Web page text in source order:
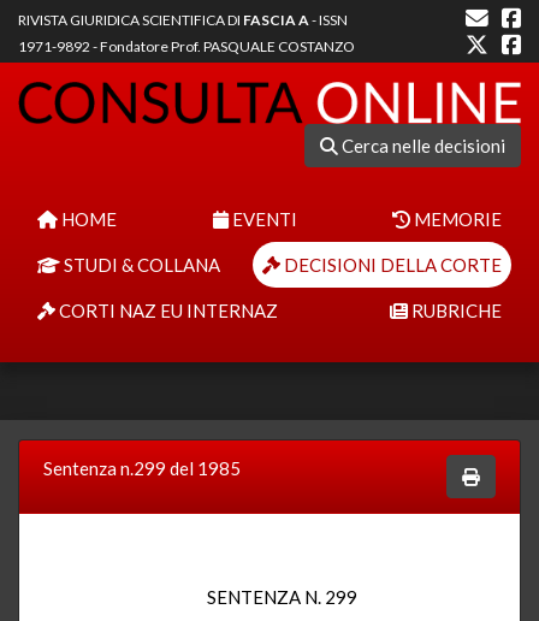
RIVISTA GIURIDICA SCIENTIFICA DI FASCIA A- ISSN
1971-9892 - Fondatore Prof. PASQUALE COSTANZO
Cerca nelle decisioni
HOME EVENTI MEMORIE
STUDI & COLLANA DECISIONI DELLA CORTE
CORTI NAZ EU INTERNAZ RUBRICHE
Sentenza n.299 del 1985
SENTENZA N. 299